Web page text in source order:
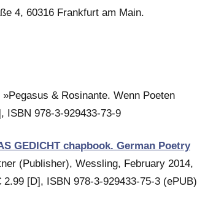
4, 60316 Frankfurt am Main.
»Pegasus & Rosinante. Wenn Poeten
ISBN 978-3-929433-73-9
GEDICHT chapbook. German Poetry
(Publisher), Wessling, February 2014,
[D], ISBN 978-3-929433-75-3 (ePUB)